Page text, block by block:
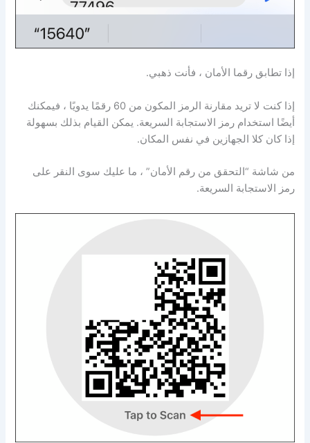
إذا تطابق رقما الأمان ، فأنت ذهبي.
إذا كنت لا تريد مقارنة الرمز المكون من 60 رقمًا يدويًا ، فيمكنك
أيضًا استخدام رمز الاستجابة السريعة. يمكن القيام بذلك بسهولة
إذا كان كلا الجهازين في نفس المكان.
من شاشة “التحقق من رقم الأمان” ، ما عليك سوى النقر على
رمز الاستجابة السريعة.